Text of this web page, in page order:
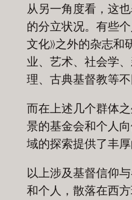
从另一角度看，这
的分立状况。有些
文化》之外的杂志
业、艺术、社会学
理、古典基督教等不
而在上述几个群体
景的基金会和个人
域的探索提供了丰厚
以上涉及基督信仰
和个人，散落在西